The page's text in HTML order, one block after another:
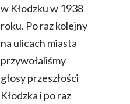
w Kłodzku w 1938
roku. Po raz kolejny
na ulicach miasta
przywołaliśmy
głosy przeszłości
Kłodzka i po raz